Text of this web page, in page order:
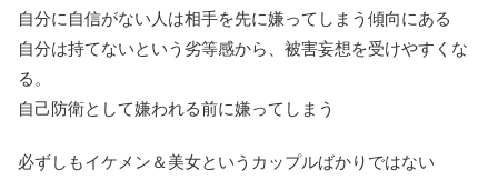
自分に自信がない人は相手を先に嫌ってしまう傾向にある
自分は持てないという劣等感から、被害妄想を受けやすくな
る。
自己防衛として嫌われる前に嫌ってしまう
必ずしもイケメン＆美女というカップルばかりではない